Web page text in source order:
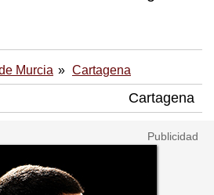
Murcia Cartagena
Cartagena